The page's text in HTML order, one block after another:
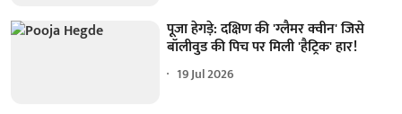
पूजा हेगड़े: दक्षिण की 'ग्लैमर क्वीन' जिसे
बॉलीवुड की पिच पर मिली 'हैट्रिक' हार!
19 Jul 2026